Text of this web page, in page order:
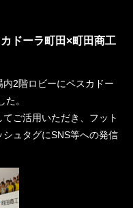
ドーラ町田×町田商工
2階ロビーにペスカドー
。
ご活用いただき、フット
ュタグにSNS等への発信